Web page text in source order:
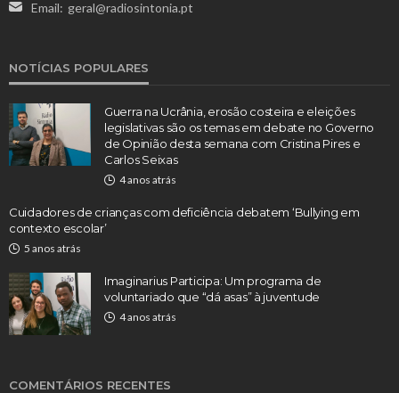
Email: geral@radiosintonia.pt
NOTÍCIAS POPULARES
Guerra na Ucrânia, erosão costeira e eleições
legislativas são os temas em debate no Governo
de Opinião desta semana com Cristina Pires e
Carlos Seixas
4 anos atrás
Cuidadores de crianças com deficiência debatem ‘Bullying em
contexto escolar’
5 anos atrás
Imaginarius Participa: Um programa de
voluntariado que “dá asas” à juventude
4 anos atrás
COMENTÁRIOS RECENTES